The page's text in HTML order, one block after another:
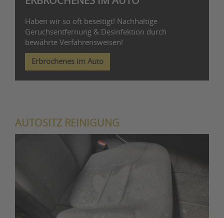
Haben wir so oft beseitigt! Nachhaltige
Geruchsentfernung & Desinfektion durch
bewährte Verfahrensweisen!
Erbrochenes im Auto
AUTOSITZ REINIGUNG